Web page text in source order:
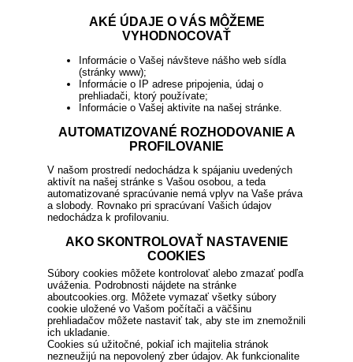
AKÉ ÚDAJE O VÁS MÔŽEME
VYHODNOCOVAŤ
Informácie o Vašej návšteve nášho web sídla
(stránky www);
Informácie o IP adrese pripojenia, údaj o
prehliadači, ktorý používate;
Informácie o Vašej aktivite na našej stránke.
AUTOMATIZOVANÉ ROZHODOVANIE A
PROFILOVANIE
V našom prostredí nedochádza k spájaniu uvedených
aktivít na našej stránke s Vašou osobou, a teda
automatizované spracúvanie nemá vplyv na Vaše práva
a slobody. Rovnako pri spracúvaní Vašich údajov
nedochádza k profilovaniu.
AKO SKONTROLOVAŤ NASTAVENIE
COOKIES
Súbory cookies môžete kontrolovať alebo zmazať podľa
uváženia. Podrobnosti nájdete na stránke
aboutcookies.org. Môžete vymazať všetky súbory
cookie uložené vo Vašom počítači a väčšinu
prehliadačov môžete nastaviť tak, aby ste im znemožnili
ich ukladanie.
Cookies sú užitočné, pokiaľ ich majitelia stránok
nezneužijú na nepovolený zber údajov. Ak funkcionalite